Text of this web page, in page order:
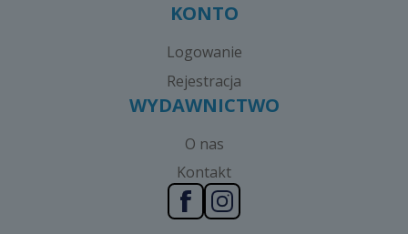
KONTO
Logowanie
Rejestracja
WYDAWNICTWO
O nas
Kontakt